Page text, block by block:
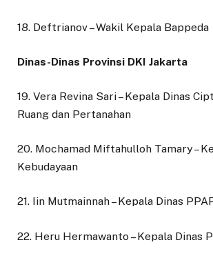
18. Deftrianov – Wakil Kepala Bappeda
Dinas-Dinas Provinsi DKI Jakarta
19. Vera Revina Sari – Kepala Dinas
Ruang dan Pertanahan
20. Mochamad Miftahulloh Tamary –
Kebudayaan
21. Iin Mutmainnah – Kepala Dinas
22. Heru Hermawanto – Kepala Dinas